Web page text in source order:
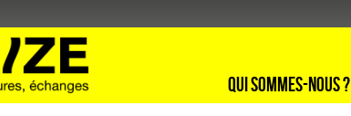
Qui sommes-nous ?